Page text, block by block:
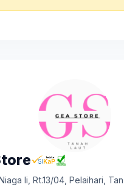
Ii, Rt.13/04, Pelaihari,